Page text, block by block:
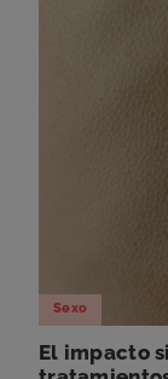
Sexo
El impacto